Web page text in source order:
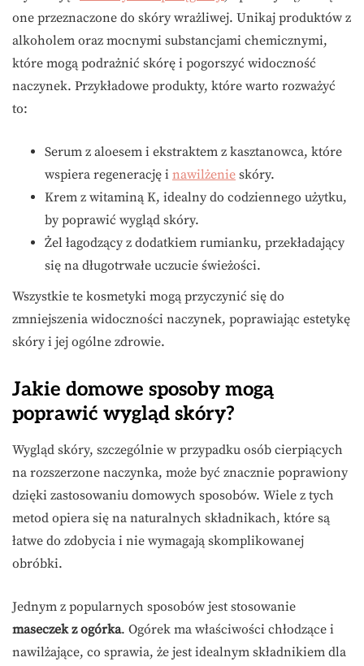
one przeznaczone do skóry wrażliwej. Unikaj produktów z
alkoholem oraz mocnymi substancjami chemicznymi,
które mogą podrażnić skórę i pogorszyć widoczność
naczynek. Przykładowe produkty, które warto rozważyć
to:
Serum z aloesem i ekstraktem z kasztanowca, które
wspiera regenerację i nawilżenie skóry.
Krem z witaminą K, idealny do codziennego użytku,
by poprawić wygląd skóry.
Żel łagodzący z dodatkiem rumianku, przekładający
się na długotrwałe uczucie świeżości.
Wszystkie te kosmetyki mogą przyczynić się do
zmniejszenia widoczności naczynek, poprawiając estetykę
skóry i jej ogólne zdrowie.
Jakie domowe sposoby mogą
poprawić wygląd skóry?
Wygląd skóry, szczególnie w przypadku osób cierpiących
na rozszerzone naczynka, może być znacznie poprawiony
dzięki zastosowaniu domowych sposobów. Wiele z tych
metod opiera się na naturalnych składnikach, które są
łatwe do zdobycia i nie wymagają skomplikowanej
obróbki.
Jednym z popularnych sposobów jest stosowanie
maseczek z ogórka. Ogórek ma właściwości chłodzące i
nawilżające, co sprawia, że jest idealnym składnikiem dla